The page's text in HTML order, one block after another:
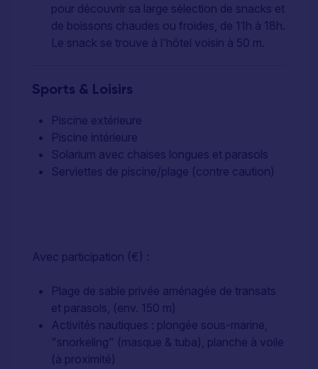
pour découvrir sa large sélection de snacks et
de boissons chaudes ou froides, de 11h à 18h.
Le snack se trouve à l'hôtel voisin à 50 m.
Sports & Loisirs
Piscine extérieure
Piscine intérieure
Solarium avec chaises longues et parasols
Serviettes de piscine/plage (contre caution)
Avec participation (€) :
Plage de sable privée aménagée de transats
et parasols, (env. 150 m)
Activités nautiques : plongée sous-marine,
"snorkeling" (masque & tuba), planche à voile
(à proximité)